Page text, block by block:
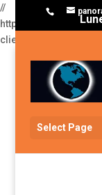
//
https://
client=ca-pub-
Select Page